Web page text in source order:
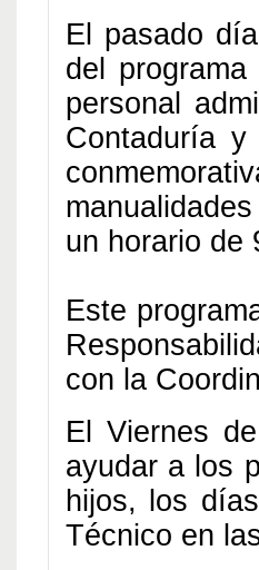
El pasado
del
personal
Contaduría y
un horario de
Este
con la
El Viernes
ayudar a los
hijos, los
Técnico en